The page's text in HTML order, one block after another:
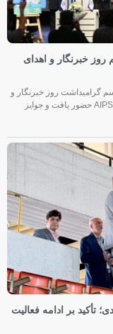
خبرنگار و اهدای
روز خبرنگار و
تقدیر از برگزیدگان هشتمین جایزه جهانی ورزشی‌نویسان AIPS حضور یافت و جوایز
بر ادامه فعالیت